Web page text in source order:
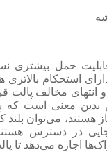
حمل بیشتری
استحکام بالاتری
انتهای مخالف پالت
بدین معنی است که
می‌توان بلند
در دسترس
اجازه می‌دهد تا